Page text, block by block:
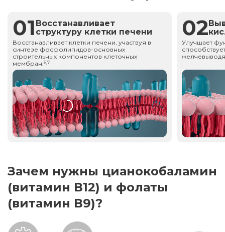
01 Восстанавливает
структуру клетки печени
Восстанавливает клетки печени, участвуя в
синтезе фосфолипидов-основных
строительных компонентов клеточных
мембран.6,7
02
Улучшает
Зачем нужны цианокобаламин
(витамин В12) и фолаты
(витамин В9)?